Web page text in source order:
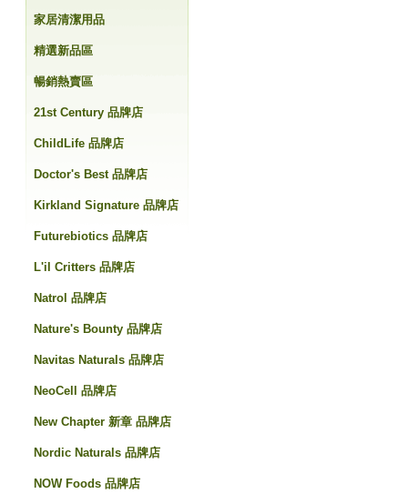
家居清潔用品
精選新品區
暢銷熱賣區
21st Century 品牌店
ChildLife 品牌店
Doctor's Best 品牌店
Kirkland Signature 品牌店
Futurebiotics 品牌店
L'il Critters 品牌店
Natrol 品牌店
Nature's Bounty 品牌店
Navitas Naturals 品牌店
NeoCell 品牌店
New Chapter 新章 品牌店
Nordic Naturals 品牌店
NOW Foods 品牌店